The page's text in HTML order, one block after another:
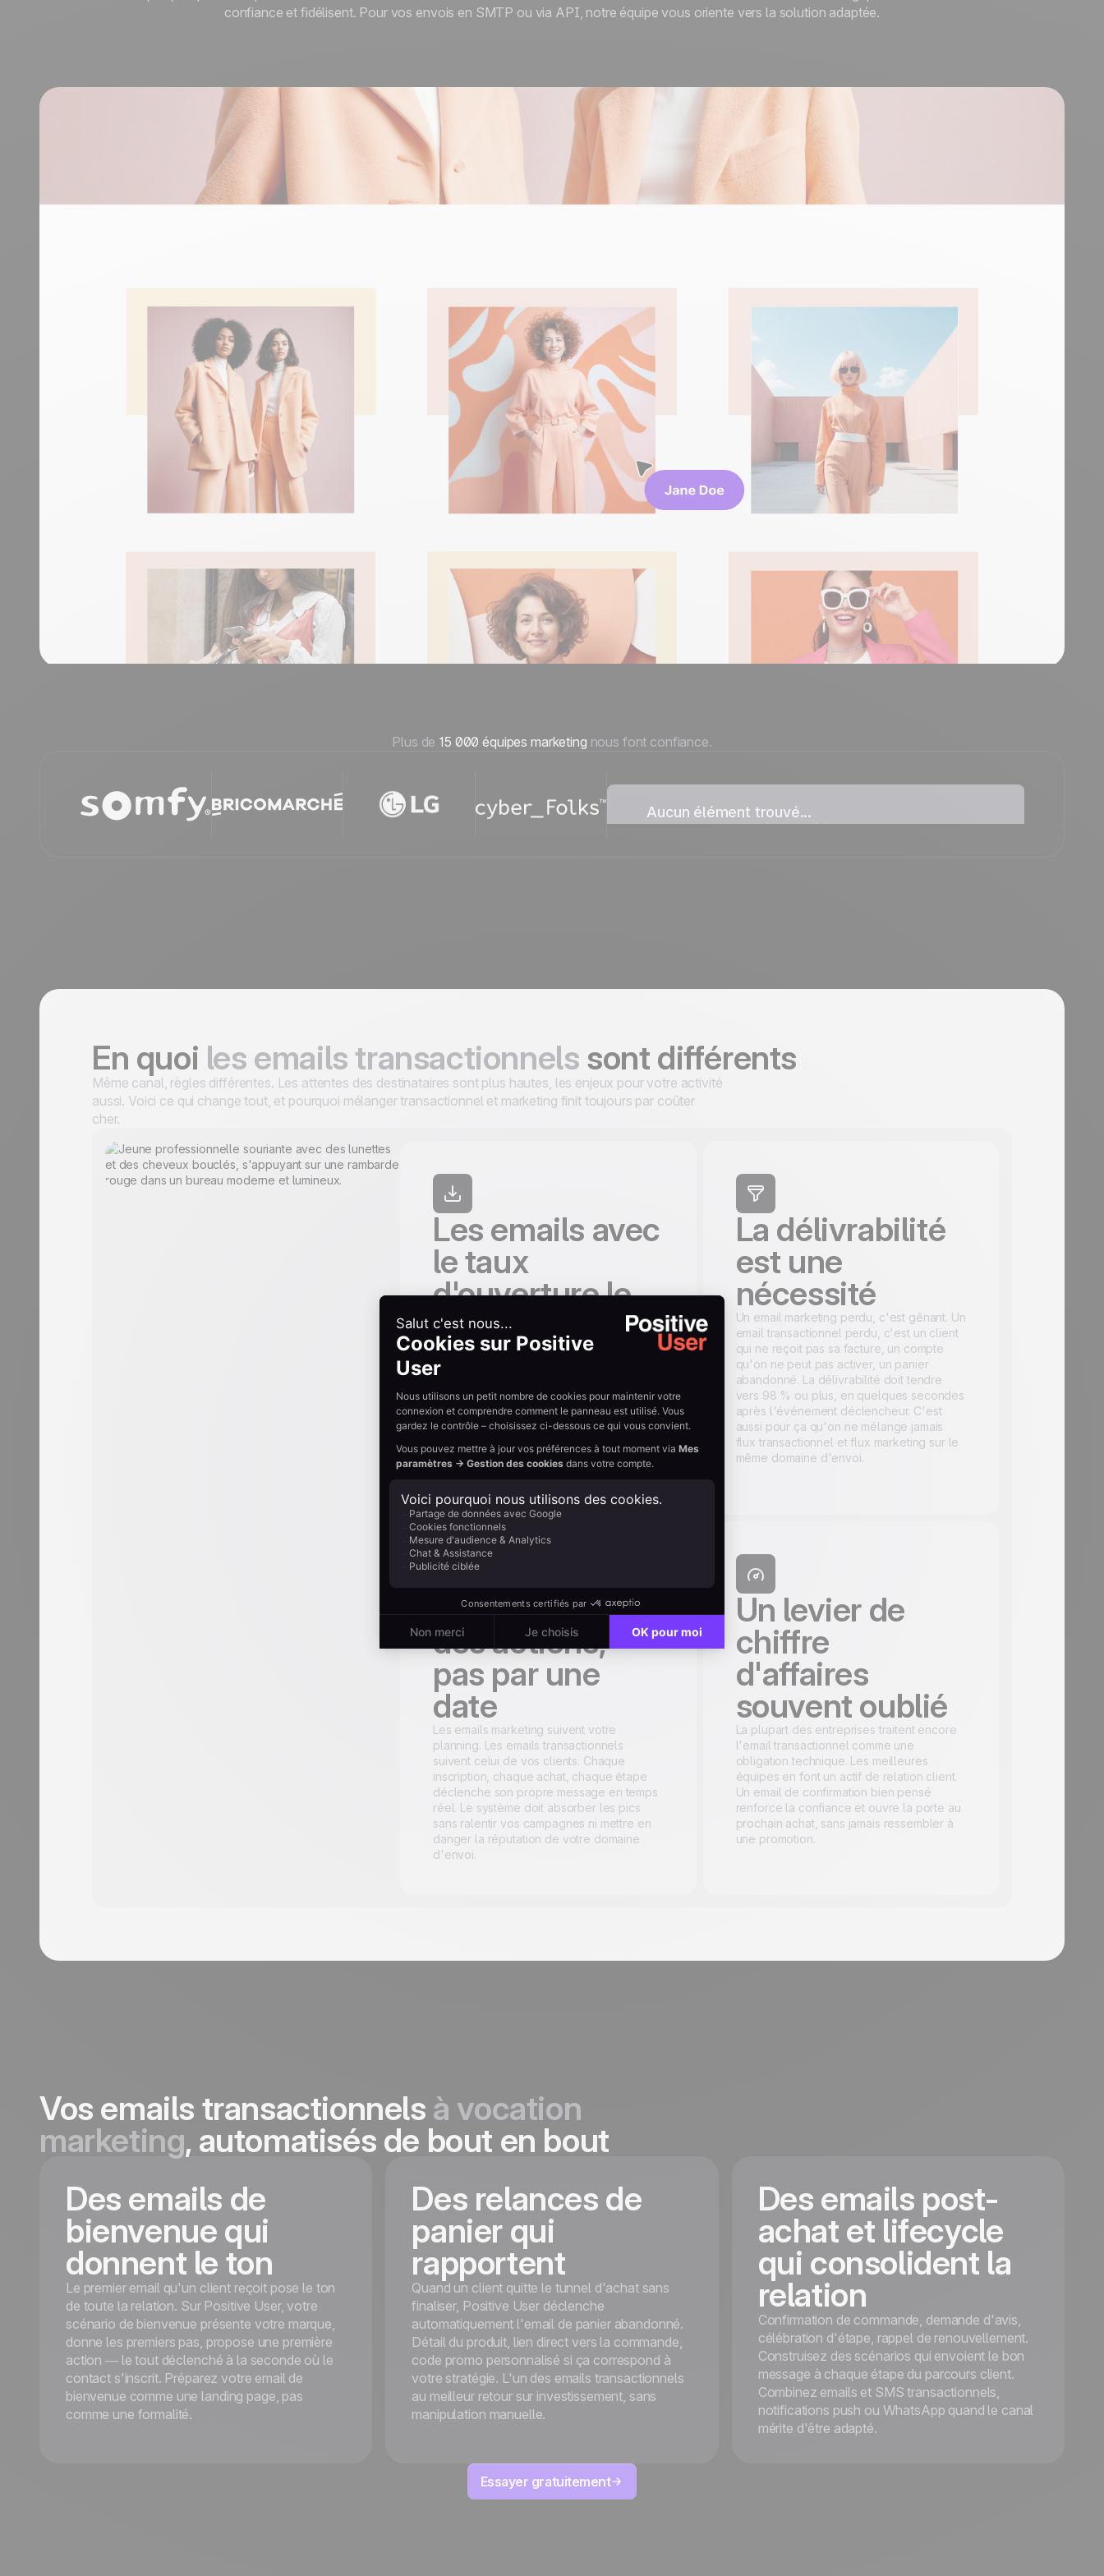
En savoir plus
Tourisme
100% développé et
confiance et fidélisent. Pour vos envois en SMTP ou via API, notre équipe vous oriente vers la solution adaptée.
Plus de 15 000 équipes marketing nous font confiance.
Aucun élément trouvé...
Nous n’avons trouvé aucun élément pour cette
En quoi les emails transactionnels sont différents
Même canal, règles différentes. Les attentes des destinataires sont plus hautes, les enjeux pour votre activité
aussi. Voici ce qui change tout, et pourquoi mélanger transactionnel et marketing finit toujours par coûter
cher.
Les emails avec
le taux
d'ouverture le
plus élevé
Un email de bienvenue après inscription.
Une confirmation de commande. Une
sont très attendus par vos destinataires. Le
taux d'ouverture grimpe naturellement à
60 ou 80 %, bien au-dessus des 20 %
moyens d'une campagne marketing. Un
email qui n'arrive pas, c'est l'expérience
client qui en prend un coup directement.
La délivrabilité
est une
nécessité
Un email marketing perdu, c'est gênant. Un
email transactionnel perdu, c'est un client
qui ne reçoit pas sa facture, un compte
qu'on ne peut pas activer, un panier
abandonné. La délivrabilité doit tendre
vers 98 % ou plus, en quelques secondes
après l'événement déclencheur. C'est
aussi pour ça qu'on ne mélange jamais
flux transactionnel et flux marketing sur le
même domaine d'envoi.
Déclenchés par
des actions,
pas par une
date
Les emails marketing suivent votre
planning. Les emails transactionnels
suivent celui de vos clients. Chaque
inscription, chaque achat, chaque étape
déclenche son propre message en temps
réel. Le système doit absorber les pics
sans ralentir vos campagnes ni mettre en
danger la réputation de votre domaine
d'envoi.
Un levier de
chiffre
d'affaires
souvent oublié
La plupart des entreprises traitent encore
l'email transactionnel comme une
obligation technique. Les meilleures
équipes en font un actif de relation client.
Un email de confirmation bien pensé
renforce la confiance et ouvre la porte au
prochain achat, sans jamais ressembler à
une promotion.
Vos emails transactionnels à vocation
marketing, automatisés de bout en bout
Des emails de
bienvenue qui
donnent le ton
Le premier email qu'un client reçoit pose le ton
de toute la relation. Sur Positive User, votre
scénario de bienvenue présente votre marque,
donne les premiers pas, propose une première
action — le tout déclenché à la seconde où le
contact s'inscrit. Préparez votre email de
bienvenue comme une landing page, pas
comme une formalité.
Des relances de
panier qui
rapportent
Quand un client quitte le tunnel d'achat sans
finaliser, Positive User déclenche
automatiquement l'email de panier abandonné.
Détail du produit, lien direct vers la commande,
code promo personnalisé si ça correspond à
votre stratégie. L'un des emails transactionnels
au meilleur retour sur investissement, sans
manipulation manuelle.
Des emails post-
achat et lifecycle
qui consolident la
relation
Confirmation de commande, demande d'avis,
célébration d'étape, rappel de renouvellement.
Construisez des scénarios qui envoient le bon
message à chaque étape du parcours client.
Combinez emails et SMS transactionnels,
notifications push ou WhatsApp quand le canal
mérite d'être adapté.
Essayer gratuitement